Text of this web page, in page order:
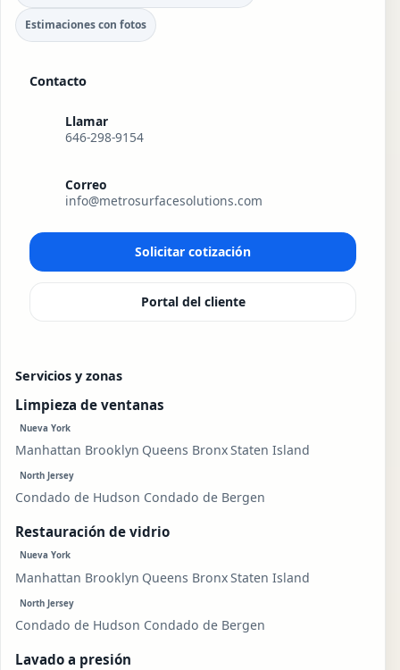
Estimaciones con fotos
Contacto
Llamar
646-298-9154
Correo
info@metrosurfacesolutions.com
Solicitar cotización
Portal del cliente
Servicios y zonas
Limpieza de ventanas
Nueva York
Manhattan Brooklyn Queens BronxStaten Island
North Jersey
Condado de Hudson Condado de Bergen
Restauración de vidrio
Nueva York
Manhattan Brooklyn Queens BronxStaten Island
North Jersey
Condado de Hudson Condado de Bergen
Lavado a presión